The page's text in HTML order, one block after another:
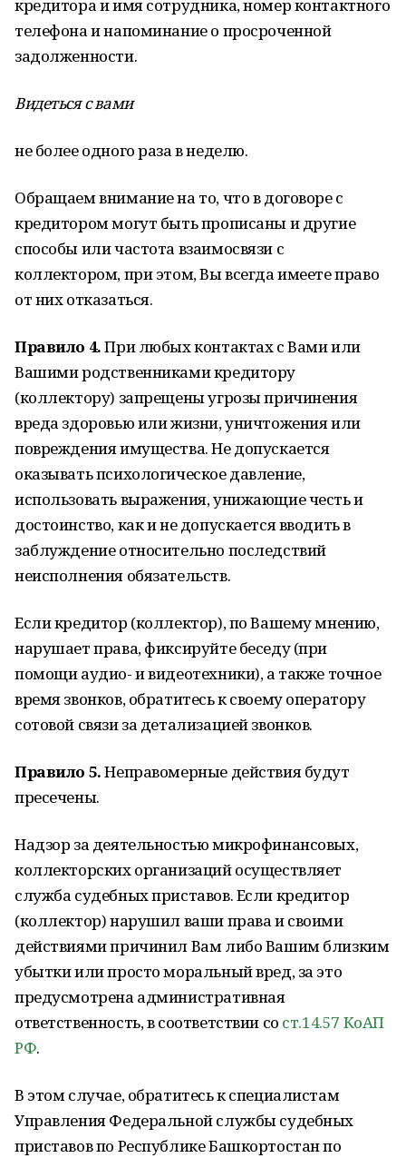
кредитора и имя сотрудника, номер контактного
телефона и напоминание о просроченной
задолженности.
Видеться с вами
не более одного раза в неделю.
Обращаем внимание на то, что в договоре с
кредитором могут быть прописаны и другие
способы или частота взаимосвязи с
коллектором, при этом, Вы всегда имеете право
от них отказаться.
Правило 4.При любых контактах с Вами или
Вашими родственниками кредитору
(коллектору) запрещены угрозы причинения
вреда здоровью или жизни, уничтожения или
повреждения имущества. Не допускается
оказывать психологическое давление,
использовать выражения, унижающие честь и
достоинство, как и не допускается вводить в
заблуждение относительно последствий
неисполнения обязательств.
Если кредитор (коллектор), по Вашему мнению,
нарушает права, фиксируйте беседу (при
помощи аудио- и видеотехники), а также точное
время звонков, обратитесь к своему оператору
сотовой связи за детализацией звонков.
Правило 5.Неправомерные действия будут
пресечены.
Надзор за деятельностью микрофинансовых,
коллекторских организаций осуществляет
служба судебных приставов. Если кредитор
(коллектор) нарушил ваши права и своими
действиями причинил Вам либо Вашим близким
убытки или просто моральный вред, за это
предусмотрена административная
ответственность, в соответствии со ст.14.57 КоАП
РФ.
В этом случае, обратитесь к специалистам
Управления Федеральной службы судебных
приставов по Республике Башкортостан по